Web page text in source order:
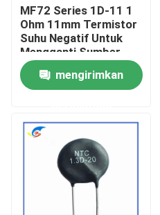
MF72 Series 1D-11 1
Ohm 11mm Termistor
Suhu Negatif Untuk
Mengganti Sumber
Daya
mengirimkan